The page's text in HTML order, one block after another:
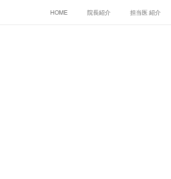
HOME 院長紹介 担当医 紹介